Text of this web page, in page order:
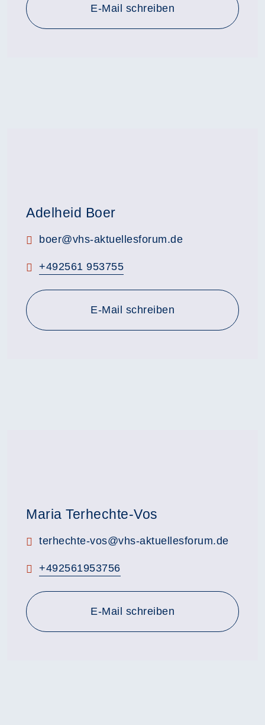
E-Mail schreiben
Adelheid Boer
E-Mail:
boer@vhs-aktuellesforum.de
Telefon:
+492561 953755
E-Mail schreiben
Maria Terhechte-Vos
E-Mail:
terhechte-vos@vhs-aktuellesforum.de
Telefon:
+492561953756
E-Mail schreiben